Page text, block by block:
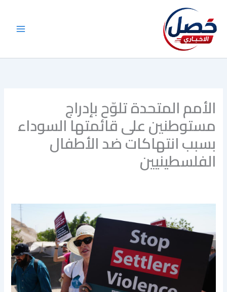
المحتوى
الأمم المتحدة تلوّح بإدراج
مستوطنين على قائمتها السوداء
بسبب انتهاكات ضد الأطفال
الفلسطينيين